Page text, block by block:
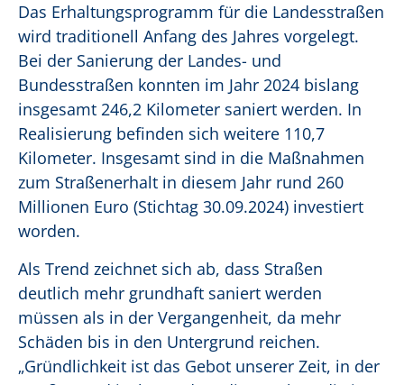
Das Erhaltungsprogramm für die Landesstraßen
wird traditionell Anfang des Jahres vorgelegt.
Bei der Sanierung der Landes- und
Bundesstraßen konnten im Jahr 2024 bislang
insgesamt 246,2 Kilometer saniert werden. In
Realisierung befinden sich weitere 110,7
Kilometer. Insgesamt sind in die Maßnahmen
zum Straßenerhalt in diesem Jahr rund 260
Millionen Euro (Stichtag 30.09.2024) investiert
worden.
Als Trend zeichnet sich ab, dass Straßen
deutlich mehr grundhaft saniert werden
müssen als in der Vergangenheit, da mehr
Schäden bis in den Untergrund reichen.
„Gründlichkeit ist das Gebot unserer Zeit, in der